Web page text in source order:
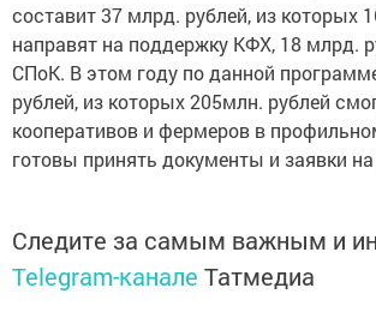
составит 37 млрд. рублей, из которых
направят на поддержку КФХ, 18 млрд.
СПоК. В этом году по данной
рублей, из которых 205млн. рублей
кооперативов и фермеров в
готовы принять документы и заявки на
Следите за самым важным и
Telegram-канале Татмедиа